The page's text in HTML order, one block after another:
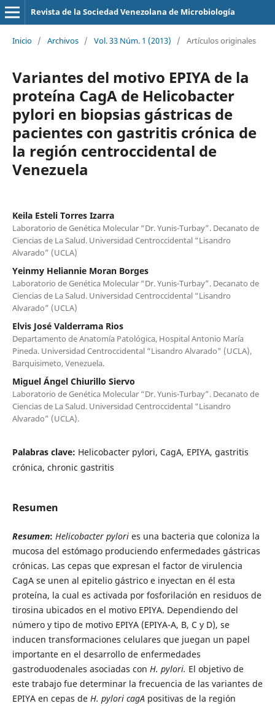
Revista de la Sociedad Venezolana de Microbiología
Inicio / Archivos / Vol. 33 Núm. 1 (2013) / Artículos originales
Variantes del motivo EPIYA de la
proteína CagA de Helicobacter
pylori en biopsias gástricas de
pacientes con gastritis crónica de
la región centroccidental de
Venezuela
Keila Esteli Torres Izarra
Laboratorio de Genética Molecular “Dr. Yunis-Turbay”. Decanato de
Ciencias de La Salud. Universidad Centroccidental “Lisandro
Alvarado” (UCLA)
Yeinmy Heliannie Moran Borges
Laboratorio de Genética Molecular “Dr. Yunis-Turbay”. Decanato de
Ciencias de La Salud. Universidad Centroccidental “Lisandro
Alvarado” (UCLA)
Elvis José Valderrama Rios
Departamento de Anatomía Patológica, Hospital Antonio María
Pineda. Universidad Centroccidental “Lisandro Alvarado" (UCLA),
Barquisimeto, Venezuela.
Miguel Ángel Chiurillo Siervo
Laboratorio de Genética Molecular “Dr. Yunis-Turbay”. Decanato de
Ciencias de La Salud. Universidad Centroccidental “Lisandro
Alvarado” (UCLA).
Palabras clave: Helicobacter pylori, CagA, EPIYA, gastritis
crónica, chronic gastritis
Resumen
Resumen: Helicobacter pylories una bacteria que coloniza la
mucosa del estómago produciendo enfermedades gástricas
crónicas. Las cepas que expresan el factor de virulencia
CagA se unen al epitelio gástrico e inyectan en él esta
proteína, la cual es activada por fosforilación en residuos de
tirosina ubicados en el motivo EPIYA. Dependiendo del
número y tipo de motivo EPIYA (EPIYA-A, B, C y D), se
inducen transformaciones celulares que juegan un papel
importante en el desarrollo de enfermedades
gastroduodenales asociadas con H. pylori. El objetivo de
este trabajo fue determinar la frecuencia de las variantes de
EPIYA en cepas de H. pylori cagA positivas de la región